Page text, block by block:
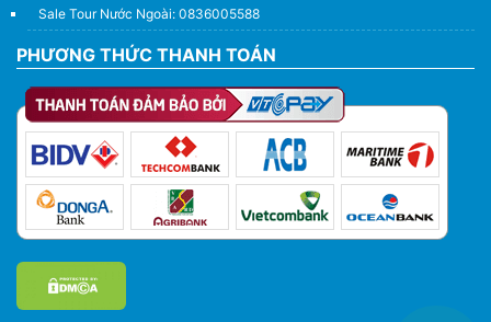
Sale Tour Nước Ngoài: 0836005588
PHƯƠNG THỨC THANH TOÁN